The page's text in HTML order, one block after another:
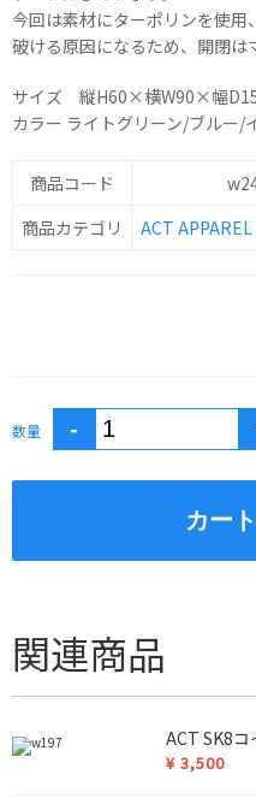
今回は素材にターポリンを使
破ける原因になるため、開閉は
サイズ 縦H60×横W90×幅
カラー ライトグリーン/ブルー/
商品コード
商品カテゴリ
ACT APPAREL
数量
関連商品
ACT SK8
¥ 3,500